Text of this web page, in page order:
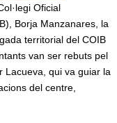
Oficial
Borja Manzanares, la
territorial del COIB
van ser rebuts pel
Lacueva, qui va guiar la
del centre,